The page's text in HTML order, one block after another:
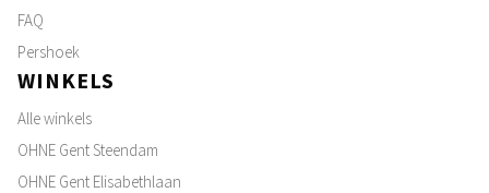
FAQ
Pershoek
WINKELS
Alle winkels
OHNE Gent Steendam
OHNE Gent Elisabethlaan